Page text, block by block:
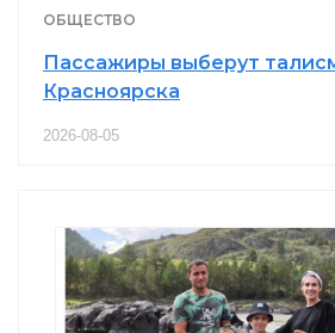
ОБЩЕСТВО
Пассажиры выберут
Красноярска
2026-08-05